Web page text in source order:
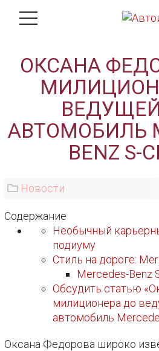
ОКСАНА
АВТОМОБИЛЬ
BENZ S-
Новости
Содержание
Необычный
подиуму
Стиль на дороге:
Mercedes-Benz
Обсудить статью
милиционера до
автомобиль
Оксана Федорова широко